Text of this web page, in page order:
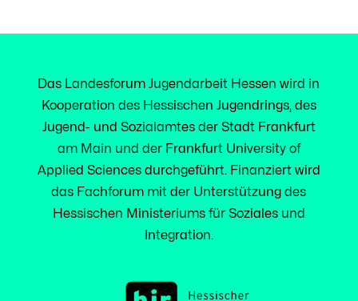
Das Landesforum Jugendarbeit Hessen wird in
Kooperation des Hessischen Jugendrings, des
Jugend- und Sozialamtes der Stadt Frankfurt
am Main und der Frankfurt University of
Applied Sciences durchgeführt. Finanziert wird
das Fachforum mit der Unterstützung des
Hessischen Ministeriums für Soziales und
Integration.